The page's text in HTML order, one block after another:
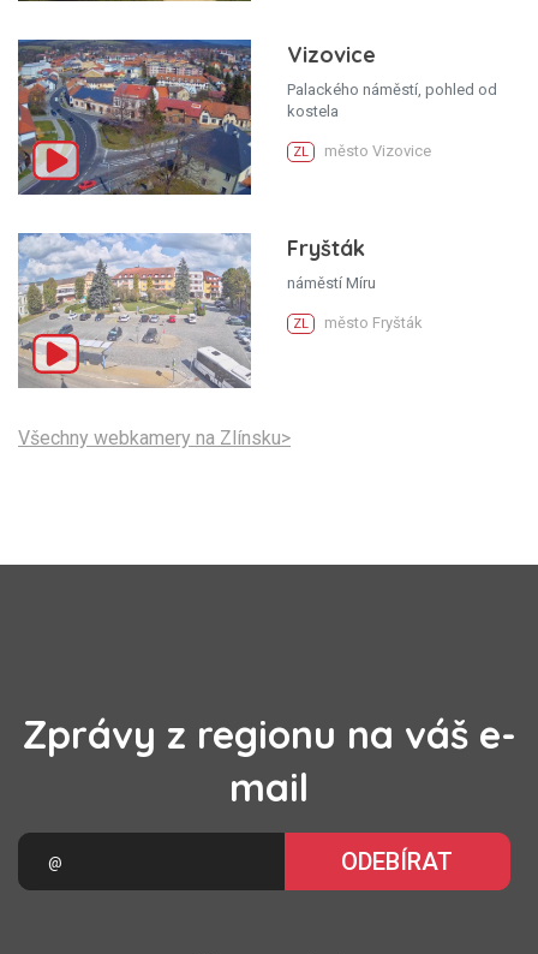
Vizovice
Palackého náměstí, pohled od
kostela
ZL město Vizovice
Fryšták
náměstí Míru
ZL město Fryšták
Všechny webkamery na Zlínsku>
Zprávy z regionu na váš e-
mail
ODEBÍRAT